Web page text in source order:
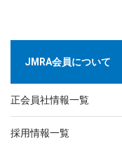
JMRA会員について
正会員社情報一覧
採用情報一覧